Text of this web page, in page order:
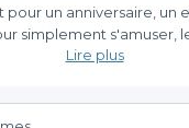
pour un anniversaire, un
simplement s'amuser,
et festive. Cependant,
simplifiée avec
Lire plus